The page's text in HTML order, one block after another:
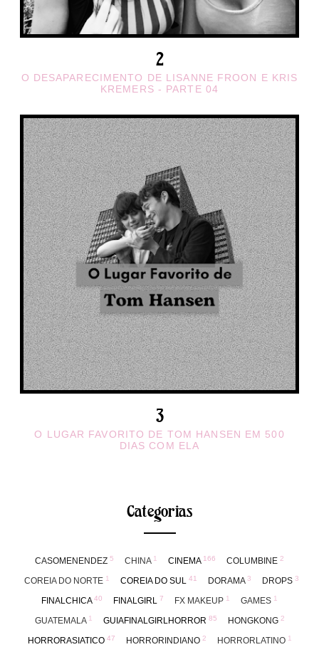
O DESAPARECIMENTO DE LISANNE FROON E KRIS
KREMERS - PARTE 04
O LUGAR FAVORITO DE TOM HANSEN EM 500
DIAS COM ELA
Categorias
CASOMENENDEZ 5 CHINA 1 CINEMA 166 COLUMBINE 2
COREIA DO NORTE 1 COREIA DO SUL 41 DORAMA3 DROPS 3
FINALCHICA40 FINALGIRL 7 FX MAKEUP 1 GAMES 1
GUATEMALA 1 GUIAFINALGIRLHORROR 85 HONGKONG 2
HORRORASIATICO 47 HORRORINDIANO 2 HORRORLATINO 1